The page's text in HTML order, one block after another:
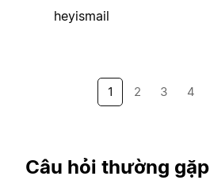
heyismail
1 2 3 4
Câu hỏi thường gặp